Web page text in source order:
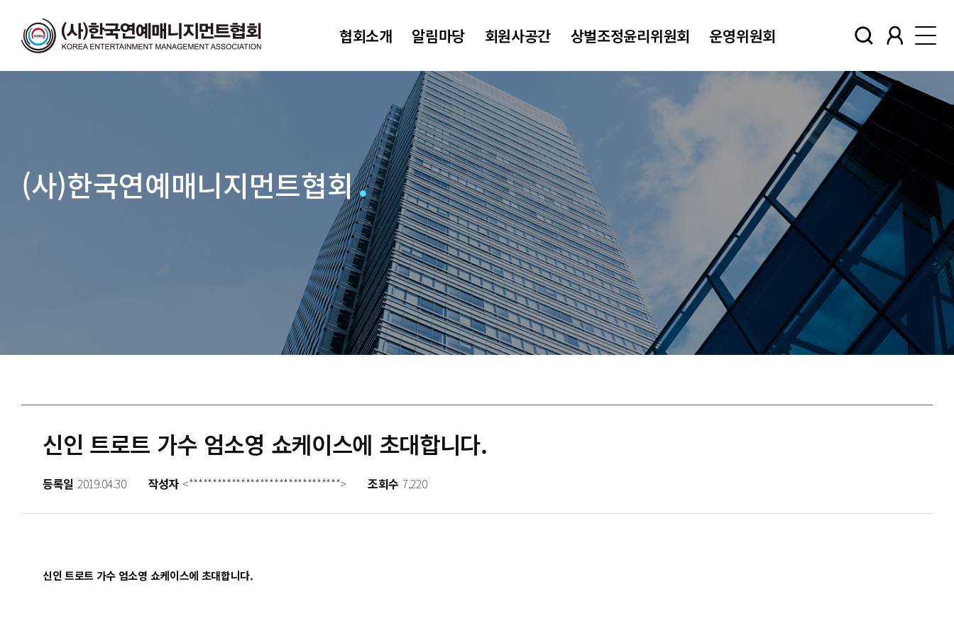
협회소개 알림마당 회원사공간 상벌조정윤리위원회 운영위원회
(사)한국연예매니지먼트협회
신인 트로트 가수 엄소영 쇼케이스에 초대합니다.
등록일 2019.04.30 작성자 <********************************> 조회수 7,220
신인 트로트 가수 엄소영 쇼케이스에 초대합니다.